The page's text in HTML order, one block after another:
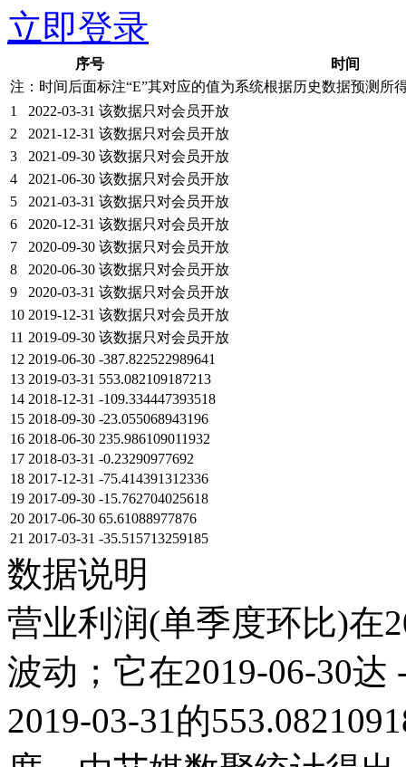
立即登录
序号
时间
注：时间后面标注“E”其对应的值为系统根据历史数据预测所
1
2022-03-31 该数据只对会员开放
2
2021-12-31 该数据只对会员开放
3
2021-09-30 该数据只对会员开放
4
2021-06-30 该数据只对会员开放
5
2021-03-31 该数据只对会员开放
6
2020-12-31 该数据只对会员开放
7
2020-09-30 该数据只对会员开放
8
2020-06-30 该数据只对会员开放
9
2020-03-31 该数据只对会员开放
10 2019-12-31 该数据只对会员开放
11 2019-09-30 该数据只对会员开放
12 2019-06-30 -387.822522989641
13 2019-03-31 553.082109187213
14 2018-12-31 -109.334447393518
15 2018-09-30 -23.055068943196
16 2018-06-30 235.986109011932
17 2018-03-31 -0.23290977692
18 2017-12-31 -75.414391312336
19 2017-09-30 -15.762704025618
20 2017-06-30 65.61088977876
21 2017-03-31 -35.515713259185
数据说明
营业利润(单季度环比)在
波动；它在2019-06-30达
2019-03-31的